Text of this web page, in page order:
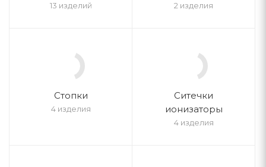
13 изделий 2 изделия
Стопки
4 изделия
Ситечки
ионизаторы
4 изделия